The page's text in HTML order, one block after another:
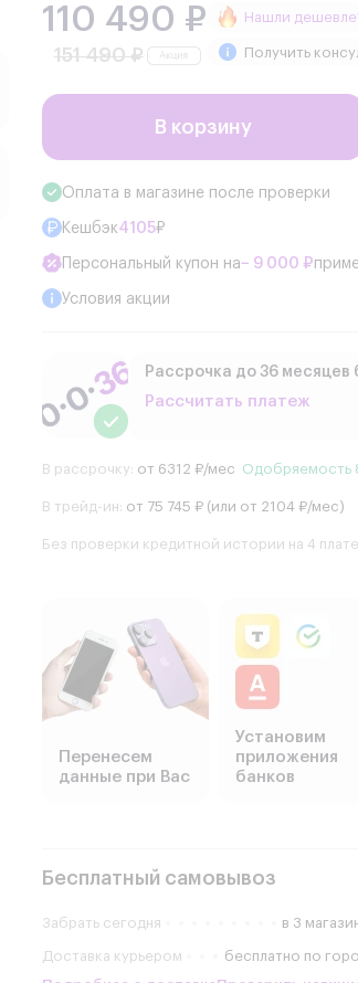
110 490 ₽
151 490 ₽
Нашли
Получить
В корзину
Оплата в магазине после проверки
Кешбэк4105₽
Персональный купон на− 9 000 ₽
Условия акции
Рассрочка до 36 месяцев
Рассчитать платеж
В рассрочку: от 6312 ₽/мес Одобряемость
В трейд-ин: от 75 745 ₽ (или от 2104 ₽/мес)
Без проверки кредитной истории на 4
Перенесем
данные при Вас
Установим
приложения
банков
Бесплатный самовывоз
Забрать сегодня в 3
Доставка курьером
бесплатно по